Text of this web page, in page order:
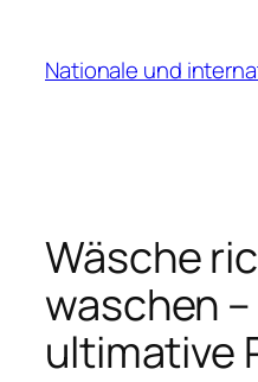
springen
Nationale und
Wäsche
waschen
ultimative